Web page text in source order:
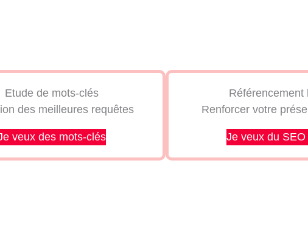
Etude de mots-clés
des meilleures requêtes
veux des mots-clés
Référencement
Renforcer votre
Je veux du SEO